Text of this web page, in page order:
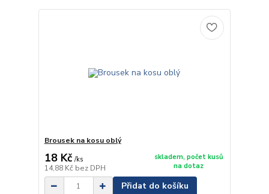
Brousek na kosu oblý
18 Kč /ks
14,88 Kč bez DPH
skladem, počet kusů
na dotaz
Přidat do košíku